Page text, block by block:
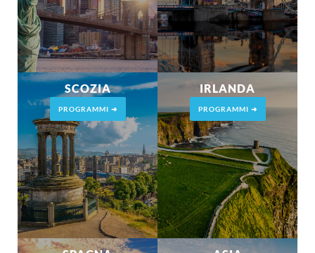
SCOZIA
PROGRAMMI ➜
IRLANDA
PROGRAMMI ➜